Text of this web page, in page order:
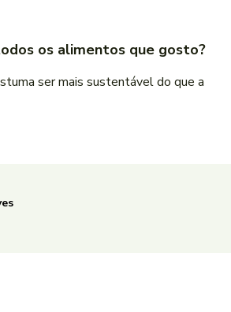
os alimentos que gosto?
ser mais sustentável do que a